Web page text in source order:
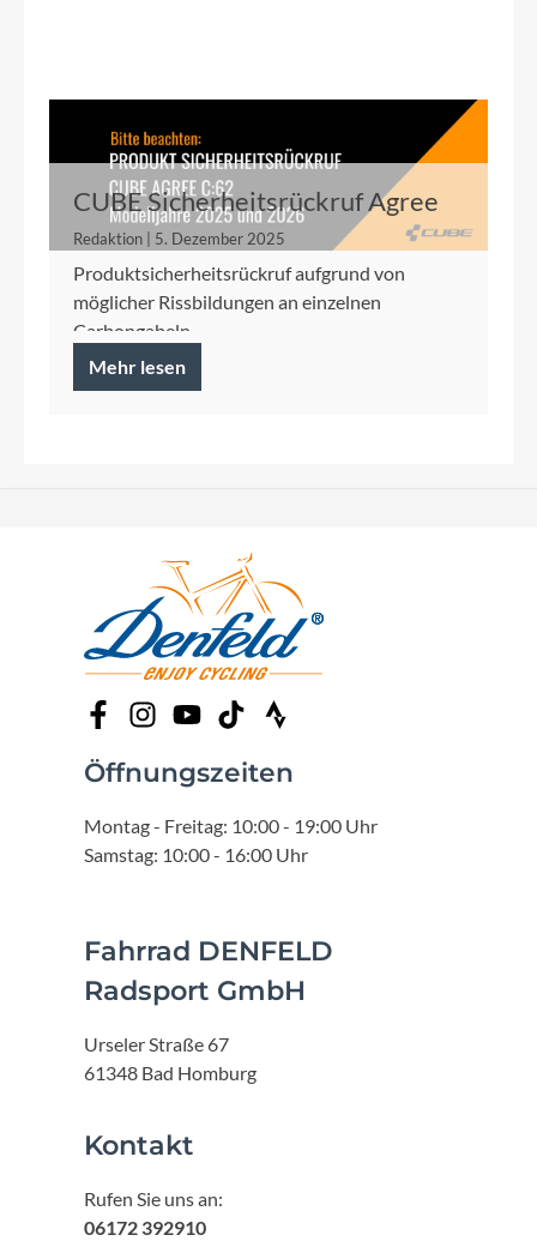
CUBE Sicherheitsrückruf Agree
C:62 2025/2026
Redaktion | 5. Dezember 2025
Produktsicherheitsrückruf aufgrund von
möglicher Rissbildungen an einzelnen
Carbongabeln
Mehr lesen
Öffnungszeiten
Montag - Freitag: 10:00 - 19:00 Uhr
Samstag: 10:00 - 16:00 Uhr
Fahrrad DENFELD
Radsport GmbH
Urseler Straße 67
61348 Bad Homburg
Kontakt
Rufen Sie uns an:
06172 392910